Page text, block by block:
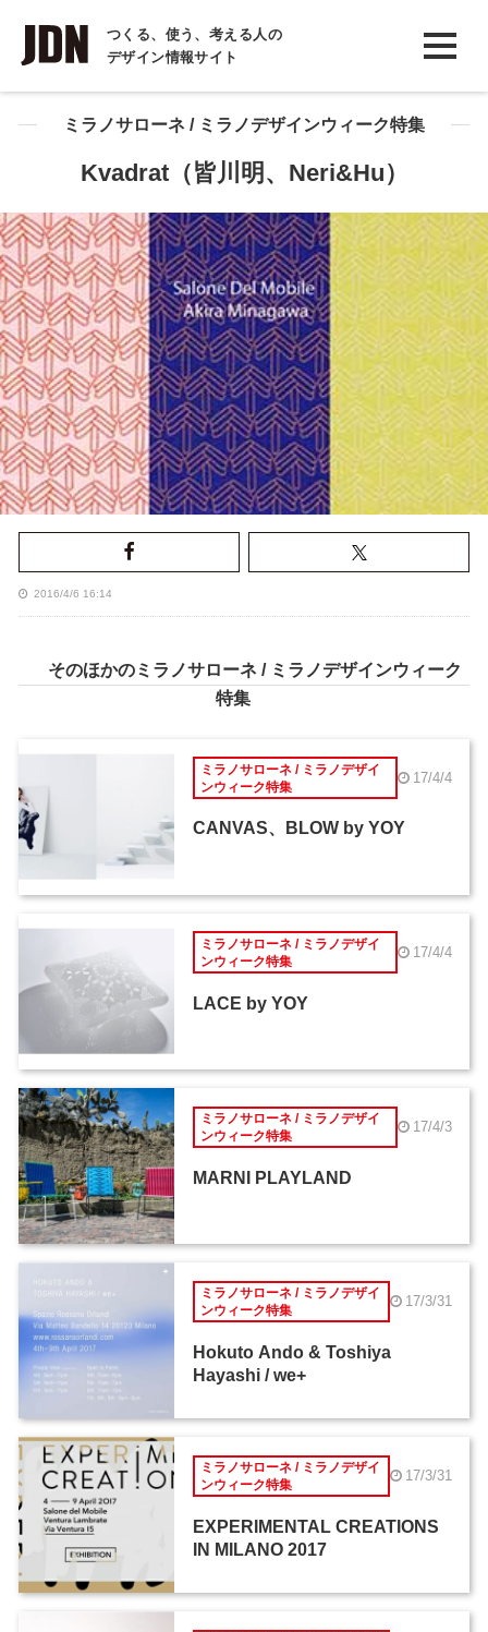
つくる、使う、考える人の
デザイン情報サイト
INTERVIEW
インタビュー
REPORT
COLUMN
コラム
ミラノサローネ / ミラノデザインウィーク特集
Kvadrat（皆川明、Neri&Hu）
2016/4/6 16:14
そのほかのミラノサローネ / ミラノデザインウィーク
特集
ミラノサローネ / ミラノデザイ
ンウィーク特集
17/4/4
CANVAS、BLOW by YOY
ミラノサローネ / ミラノデザイ
ンウィーク特集
17/4/4
LACE by YOY
ミラノサローネ / ミラノデザイ
ンウィーク特集
17/4/3
MARNI PLAYLAND
ミラノサローネ / ミラノデザイ
ンウィーク特集
17/3/31
Hokuto Ando & Toshiya
Hayashi / we+
ミラノサローネ / ミラノデザイ
ンウィーク特集
17/3/31
EXPERIMENTAL CREATIONS
IN MILANO 2017